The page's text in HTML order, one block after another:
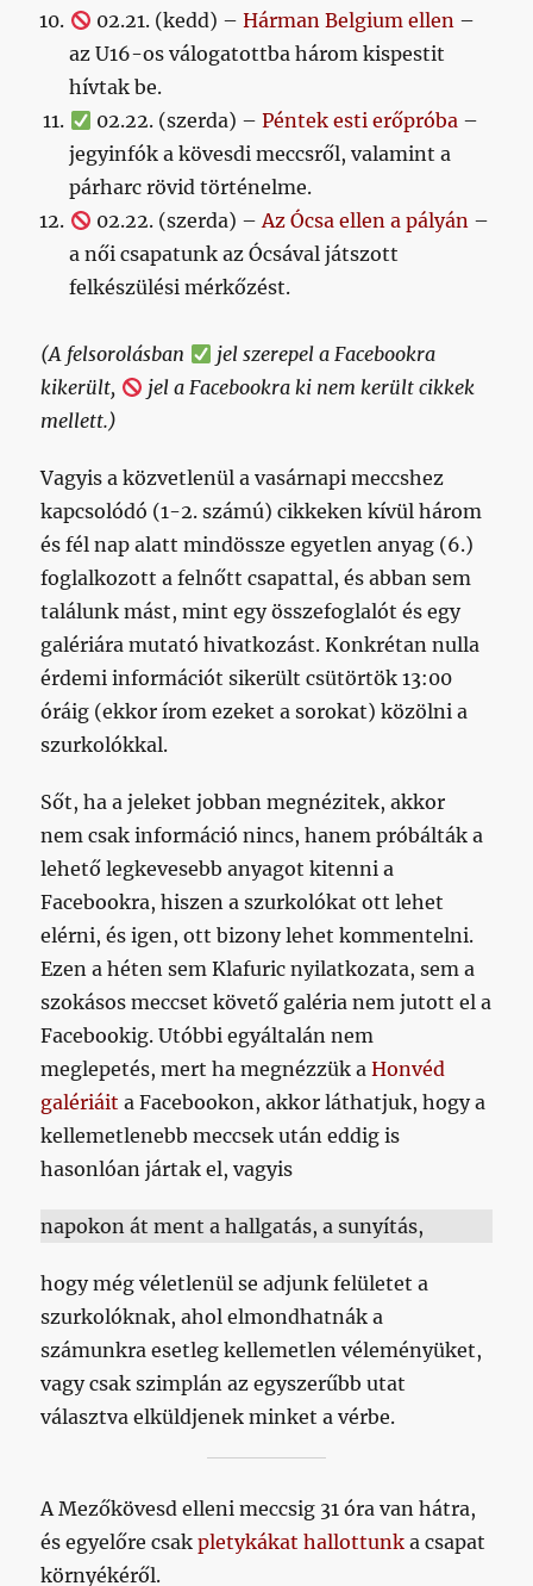
02.21. (kedd) – Hárman Belgium ellen–
az U16-os válogatottba három kispestit
hívtak be.
02.22. (szerda) – Péntek esti erőpróba–
jegyinfók a kövesdi meccsről, valamint a
párharc rövid történelme.
02.22. (szerda) –Az Ócsa ellen a pályán–
a női csapatunk az Ócsával játszott
felkészülési mérkőzést.
(A felsorolásban
jel szerepel a Facebookra
kikerült,
jel a Facebookra ki nem került cikkek
mellett.)
Vagyis a közvetlenül a vasárnapi meccshez
kapcsolódó (1-2. számú) cikkeken kívül három
és fél nap alatt mindössze egyetlen anyag (6.)
foglalkozott a felnőtt csapattal, és abban sem
találunk mást, mint egy összefoglalót és egy
galériára mutató hivatkozást. Konkrétan nulla
érdemi információt sikerült csütörtök 13:00
óráig (ekkor írom ezeket a sorokat) közölni a
szurkolókkal.
Sőt, ha a jeleket jobban megnézitek, akkor
nem csak információ nincs, hanem próbálták a
lehető legkevesebb anyagot kitenni a
Facebookra, hiszen a szurkolókat ott lehet
elérni, és igen, ott bizony lehet kommentelni.
Ezen a héten sem Klafuric nyilatkozata, sem a
szokásos meccset követő galéria nem jutott el a
Facebookig. Utóbbi egyáltalán nem
meglepetés, mert ha megnézzük aHonvéd
galériáit a Facebookon, akkor láthatjuk, hogy a
kellemetlenebb meccsek után eddig is
hasonlóan jártak el, vagyis
napokon át ment a hallgatás, a sunyítás,
hogy még véletlenül se adjunk felületet a
szurkolóknak, ahol elmondhatnák a
számunkra esetleg kellemetlen véleményüket,
vagy csak szimplán az egyszerűbb utat
választva elküldjenek minket a vérbe.
A Mezőkövesd elleni meccsig 31 óra van hátra,
és egyelőre csakpletykákat hallottunk a csapat
környékéről.